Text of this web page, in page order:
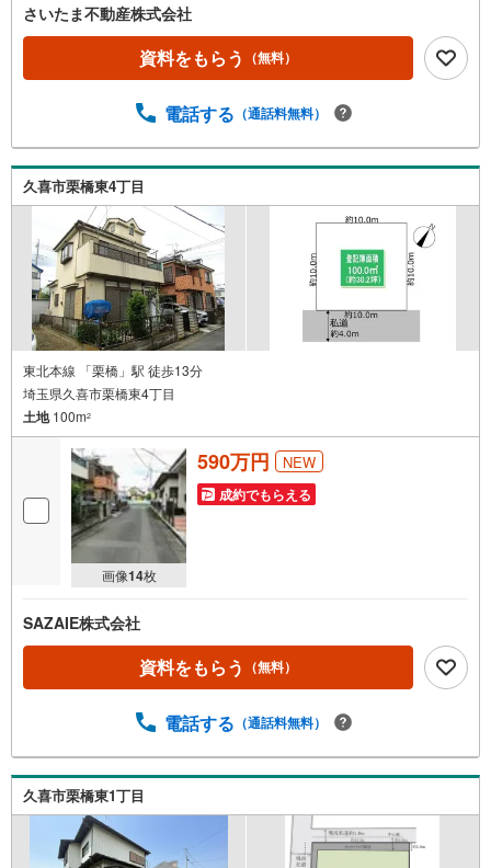
さいたま不動産株式会社
資料をもらう （無料）
電話する （通話料無料）
久喜市栗橋東4丁目
東北本線 「栗橋」駅 徒歩13分
埼玉県久喜市栗橋東4丁目
土地100m2
画像14枚
590万円 NEW
成約でもらえる
SAZAIE株式会社
資料をもらう （無料）
電話する （通話料無料）
久喜市栗橋東1丁目